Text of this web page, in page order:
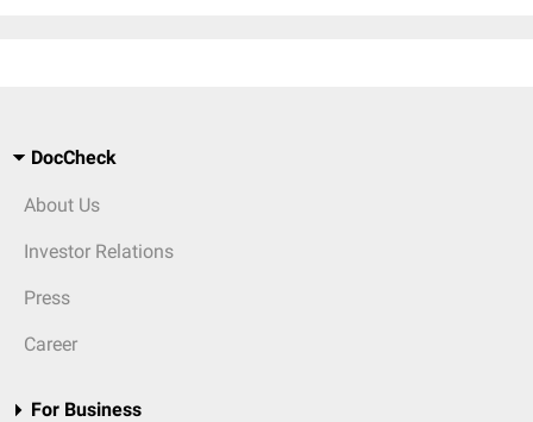
DocCheck
About Us
Investor Relations
Press
Career
For Business